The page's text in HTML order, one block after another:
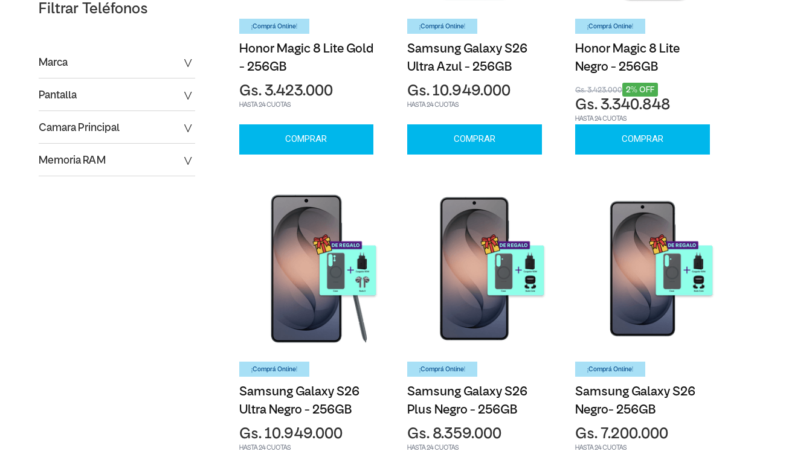
Filtrar Teléfonos
Marca
Pantalla
Camara Principal
Memoria RAM
¡Comprá Online!
Honor Magic 8 Lite Gold
- 256GB
Gs. 3.423.000
HASTA 24 CUOTAS
COMPRAR
¡Comprá Online!
Samsung Galaxy S26
Ultra Azul - 256GB
Gs. 10.949.000
HASTA 24 CUOTAS
COMPRAR
¡Comprá Online!
Honor Magic 8 Lite
Negro - 256GB
2% OFF
Gs. 3.423.000
Gs. 3.340.848
HASTA 24 CUOTAS
COMPRAR
¡Comprá Online!
Samsung Galaxy S26
Ultra Negro - 256GB
Gs. 10.949.000
HASTA 24 CUOTAS
¡Comprá Online!
Samsung Galaxy S26
Plus Negro - 256GB
Gs. 8.359.000
HASTA 24 CUOTAS
¡Comprá Online!
Samsung Galaxy S26
Negro- 256GB
Gs. 7.200.000
HASTA 24 CUOTAS